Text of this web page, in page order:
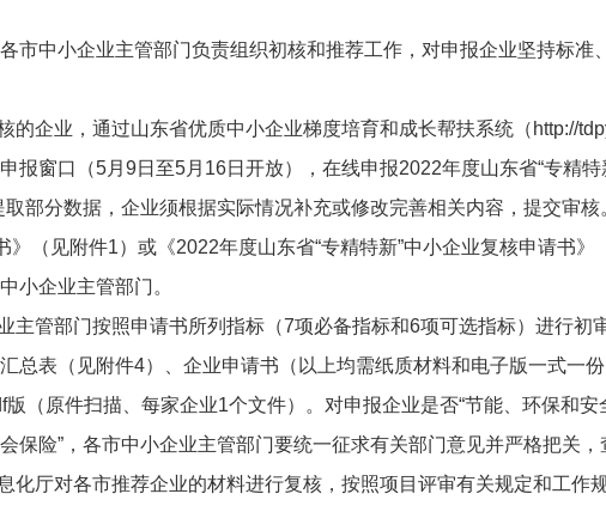
市中小企业主管部门负责组织初核和推荐工作，对申报企业坚持标
的企业，通过山东省优质中小企业梯度培育和成长帮扶系统（http://
报窗口（5月9日至5月16日开放），在线申报2022年度山东省“专精
取部分数据，企业须根据实际情况补充或修改完善相关内容，提交审
》（见附件1）或《2022年度山东省“专精特新”中小企业复核申请书
小企业主管部门。
主管部门按照申请书所列指标（7项必备指标和6项可选指标）进行
总表（见附件4）、企业申请书（以上均需纸质材料和电子版一式一
（原件扫描、每家企业1个文件）。对申报企业是否“节能、环保和
保险”，各市中小企业主管部门要统一征求有关部门意见并严格把关，
化厅对各市推荐企业的材料进行复核，按照项目评审有关规定和工作